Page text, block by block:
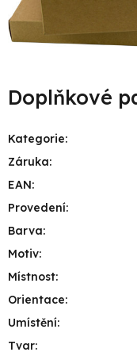
Doplňkové
Kategorie:
Záruka:
EAN:
Provedení:
Barva:
Motiv:
Místnost:
Orientace:
Umístění:
Tvar: